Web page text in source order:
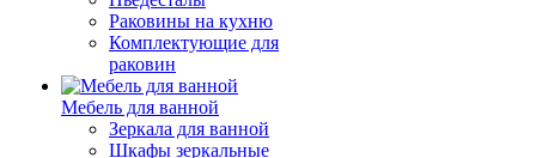
Раковины на кухню
Комплектующие для
раковин
Мебель для ванной
Зеркала для ванной
Шкафы зеркальные